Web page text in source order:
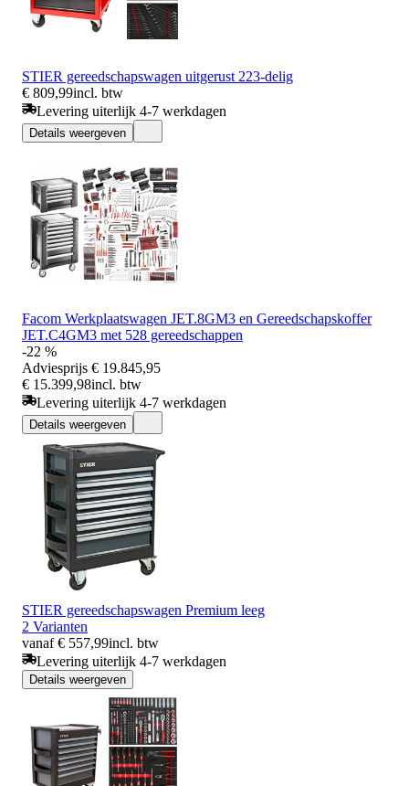
STIER gereedschapswagen uitgerust 223-delig
€ 809,99incl. btw
Levering uiterlijk 4-7 werkdagen
Details weergeven
Facom Werkplaatswagen JET.8GM3 en Gereedschapskoffer
JET.C4GM3 met 528 gereedschappen
-22 %
Adviesprijs € 19.845,95
€ 15.399,98incl. btw
Levering uiterlijk 4-7 werkdagen
Details weergeven
STIER gereedschapswagen Premium leeg
2 Varianten
vanaf € 557,99incl. btw
Levering uiterlijk 4-7 werkdagen
Details weergeven